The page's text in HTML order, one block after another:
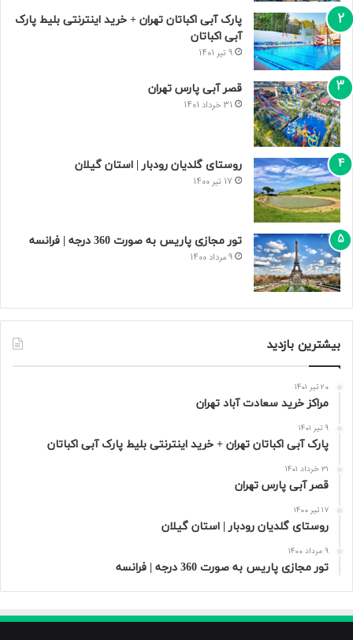
پارک آبی اکباتان تهران + خرید اینترنتی بلیط پارک
آبی اکباتان
9 تیر 1401
قصر آبی پارس تهران
31 خرداد 1401
روستای گلدیان رودبار | استان گیلان
17 تیر 1400
تور مجازی پاریس به صورت 360 درجه | فرانسه
9 مرداد 1400
بیشترین بازدید
20 تیر 1401
مراکز خرید سعادت‌ آباد تهران
9 تیر 1401
پارک آبی اکباتان تهران + خرید اینترنتی بلیط پارک آبی اکباتان
31 خرداد 1401
قصر آبی پارس تهران
17 تیر 1400
روستای گلدیان رودبار | استان گیلان
9 مرداد 1400
تور مجازی پاریس به صورت 360 درجه | فرانسه